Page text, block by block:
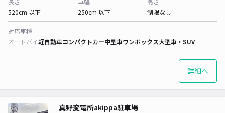
長さ
520cm 以下
車幅
250cm 以下
高さ
制限なし
対応車種
オートバイ軽自動車コンパクトカー中型車ワンボックス大型車・SUV
詳細へ
真野変電所akippa駐車場